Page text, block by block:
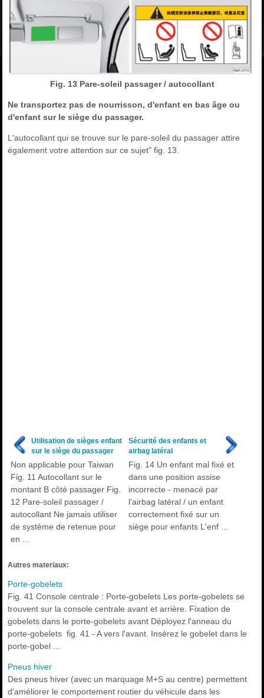
Fig. 13 Pare-soleil passager / autocollant
Ne transportez pas de nourrisson, d'enfant en bas âge ou
d'enfant sur le siège du passager.
L'autocollant qui se trouve sur le pare-soleil du passager attire
également votre attention sur ce sujet" fig. 13.
Utilisation de sièges enfant
sur le siège du passager
Non applicable pour Taiwan
Fig. 11 Autocollant sur le
montant B côté passager Fig.
12 Pare-soleil passager /
autocollant Ne jamais utiliser
de système de retenue pour
en ...
Sécurité des enfants et
airbag latéral
Fig. 14 Un enfant mal fixé et
dans une position assise
incorrecte - menacé par
l'airbag latéral / un enfant
correctement fixé sur un
siège pour enfants L'enf ...
Autres materiaux:
Porte-gobelets
Fig. 41 Console centrale : Porte-gobelets Les porte-gobelets se
trouvent sur la console centrale avant et arrière. Fixation de
gobelets dans le porte-gobelets avant Déployez l'anneau du
porte-gobelets fig. 41 - A vers l'avant. Insérez le gobelet dans le
porte-gobel ...
Pneus hiver
Des pneus hiver (avec un marquage M+S au centre) permettent
d'améliorer le comportement routier du véhicule dans les